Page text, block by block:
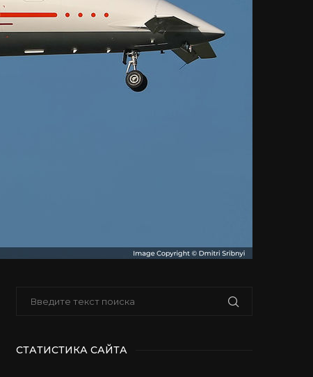
СТАТИСТИКА САЙТА